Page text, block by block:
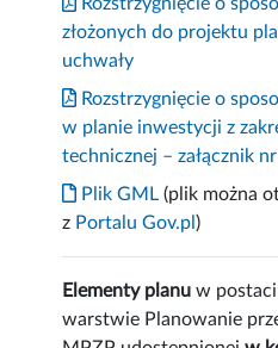
złożonych do projektu
uchwały
Rozstrzygnięcie o
w planie inwestycji z
technicznej – załącznik
Plik GML (plik można
z Portalu Gov.pl )
Elementy planu w
warstwie Planowanie